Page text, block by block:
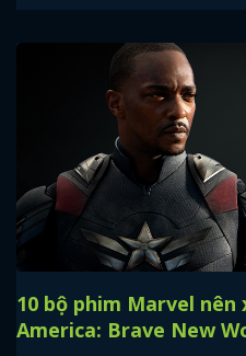
10 bộ phim Marvel
America: Brave New